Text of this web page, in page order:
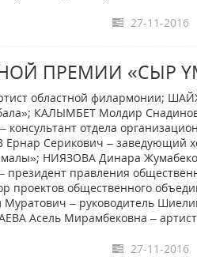
27-11-2016
ПРЕМИИ «СЫР
областной филармонии;
КАЛЫМБЕТ Молдир
отдела
Серикович – заведующий
НИЯЗОВА Динара
правления
общественного
– руководитель
Асель Мирамбековна –
27-11-2016